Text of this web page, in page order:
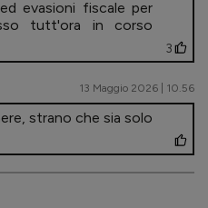
evasioni fiscale per
tutt'ora in corso
3
13 Maggio 2026 | 10.56
strano che sia solo